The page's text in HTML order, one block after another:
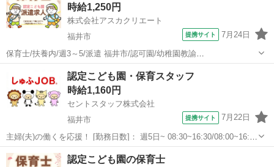
ま...
時給1,250円
株式会社アスカクリエート
福井市
提携サイト 7月24日
保育士/扶養内/週3～5/派遣 福井市/認可園/幼稚園教諭
◇◆◇◆◇◆◇◆◇◆ 保 育 士 資 格 ◇◆◇◆◇◆◇◆◇◆ ○ 魅力的
な保育園 ○ ・産休育休の取得実績も多数で お子様いる方でも働けます
★ ・未経験やブ...
福井市 保育士
認定こども園・保育スタッフ
時給1,160円
セントスタッフ株式会社
福井市
提携サイト 7月22日
主婦(夫)の働くを応援！ [勤務日数]： 週5日~ 08:30~16:30/08:00~16:00
月/火/水/木/金/土 などから選べます [勤務地・最寄駅]： 福井県福井市
下荒井町4-76 セントスタッフ株式会社 江...
福井 福井市 保育士
認定こども園の保育士